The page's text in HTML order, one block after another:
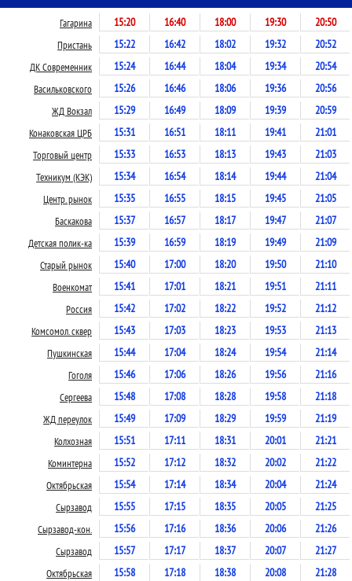
Гагарина 15:20 16:40 18:00 19:30 20:50
Пристань 15:22 16:42 18:02 19:32 20:52
ДК Современник 15:24 16:44 18:04 19:34 20:54
Васильковского 15:26 16:46 18:06 19:36 20:56
ЖД Вокзал 15:29 16:49 18:09 19:39 20:59
Конаковская ЦРБ 15:31 16:51 18:11 19:41 21:01
Торговый центр 15:33 16:53 18:13 19:43 21:03
Техникум (КЭК) 15:34 16:54 18:14 19:44 21:04
Центр. рынок 15:35 16:55 18:15 19:45 21:05
Баскакова 15:37 16:57 18:17 19:47 21:07
Детская полик-ка 15:39 16:59 18:19 19:49 21:09
Старый рынок 15:40 17:00 18:20 19:50 21:10
Военкомат 15:41 17:01 18:21 19:51 21:11
Россия 15:42 17:02 18:22 19:52 21:12
Комсомол. сквер 15:43 17:03 18:23 19:53 21:13
Пушкинская 15:44 17:04 18:24 19:54 21:14
Гоголя 15:46 17:06 18:26 19:56 21:16
Сергеева 15:48 17:08 18:28 19:58 21:18
ЖД переулок 15:49 17:09 18:29 19:59 21:19
Колхозная 15:51 17:11 18:31 20:01 21:21
Коминтерна 15:52 17:12 18:32 20:02 21:22
Октябрьская 15:54 17:14 18:34 20:04 21:24
Сырзавод 15:55 17:15 18:35 20:05 21:25
Сырзавод-кон. 15:56 17:16 18:36 20:06 21:26
Сырзавод 15:57 17:17 18:37 20:07 21:27
Октябрьская 15:58 17:18 18:38 20:08 21:28